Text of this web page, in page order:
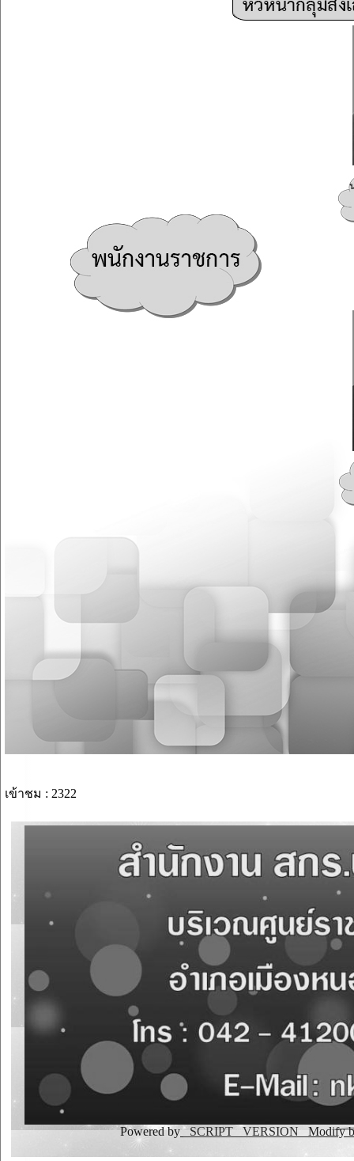
เข้าชม : 2322
Powered by _SCRIPT _VERSION Modify